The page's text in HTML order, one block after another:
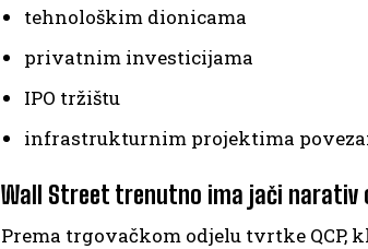
tehnološkim dionicama
privatnim investicijama
IPO tržištu
infrastrukturnim projektima
Wall Street trenutno ima jači narativ
Prema trgovačkom odjelu tvrtke